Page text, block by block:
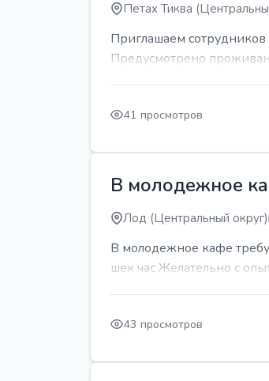
Петах Тиква
Приглашаем
Предусмотрено
41 просмотров
В молодежное
Лод (Центральный округ)
В молодежное кафе
шек час Желательно с
43 просмотров